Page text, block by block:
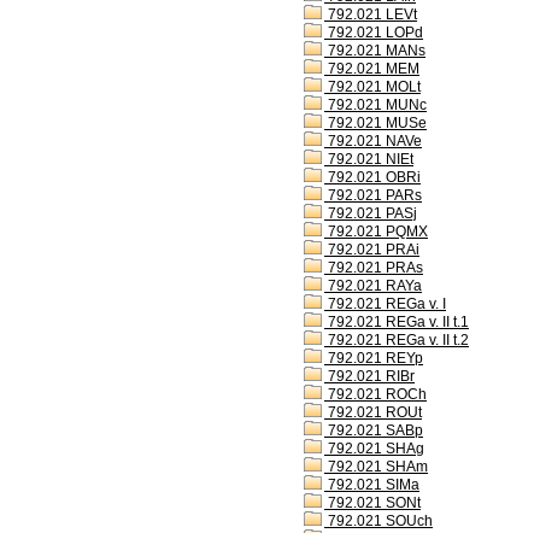
792.021 LEVt
792.021 LOPd
792.021 MANs
792.021 MEM
792.021 MOLt
792.021 MUNc
792.021 MUSe
792.021 NAVe
792.021 NIEt
792.021 OBRi
792.021 PARs
792.021 PASj
792.021 PQMX
792.021 PRAi
792.021 PRAs
792.021 RAYa
792.021 REGa v. I
792.021 REGa v. II t.1
792.021 REGa v. II t.2
792.021 REYp
792.021 RIBr
792.021 ROCh
792.021 ROUt
792.021 SABp
792.021 SHAg
792.021 SHAm
792.021 SIMa
792.021 SONt
792.021 SOUch